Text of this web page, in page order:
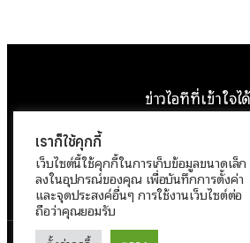
ข่าวไอทีที่เข้าใจได้
หน้าแรกติดต่อเราลิขสิทธิ์
นโยบายข้อมูลส่วนบุค
เราก็ใช้คุกกี้
เว็บไซต์นี้ใช้คุกกี้ในการเก็บข้อมูลขนาดเล็ก
ลงในอุปกรณ์ของคุณ เพื่อบันทึกการตั้งค่า
และจุดประสงค์อื่นๆ การใช้งานเว็บไซต์ต่อ
ถือว่าคุณยอมรับ